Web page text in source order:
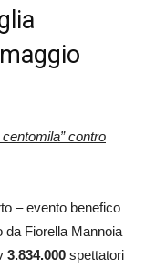
contro
– evento benefico
da Fiorella Mannoia
3.834.000 spettatori